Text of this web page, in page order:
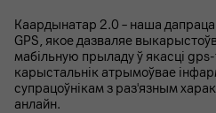
Каардынатар 2.0 – наша
GPS, якое дазваляе
мабільную прыладу ў якасці
карыстальнiк атрымоўвае
супрацоўнікам з раз'язным
анлайн.